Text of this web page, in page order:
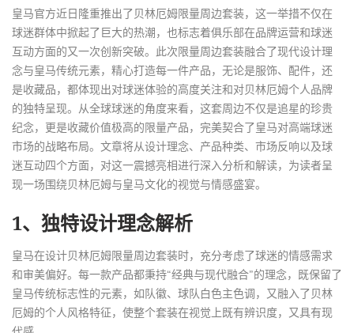
皇马官方近日隆重推出了贝林厄姆限量周边套装，这一举措不仅在
球迷群体中掀起了巨大的热潮，也标志着俱乐部在品牌运营和球迷
互动方面的又一次创新突破。此次限量周边套装融合了现代设计理
念与皇马传统元素，精心打造每一件产品，无论是服饰、配件，还
是收藏品，都体现出对球迷体验的高度关注和对贝林厄姆个人品牌
的独特呈现。从全球球迷的角度来看，这套周边不仅是追星的珍贵
纪念，更是收藏价值极高的限量产品，完美契合了皇马对高端球迷
市场的战略布局。文章将从设计理念、产品种类、市场反响以及球
迷互动四个方面，对这一震撼亮相进行深入分析和解读，为读者呈
现一场围绕贝林厄姆与皇马文化的视觉与情感盛宴。
1、独特设计理念解析
皇马在设计贝林厄姆限量周边套装时，充分考虑了球迷的情感需求
和审美偏好。每一款产品都秉持“经典与现代融合”的理念，既保留了
皇马传统标志性的元素，如队徽、球队白色主色调，又融入了贝林
厄姆的个人风格特征，使整个套装在视觉上既有辨识度，又具有现